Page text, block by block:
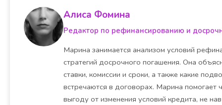
Алиса Фомина
Редактор по рефинансированию и
Марина занимается анализом условий
стратегий досрочного погашения. Она
ставки, комиссии и сроки, а также какие
встречаются в договорах. Марина помогает
выгоду от изменения условий кредита, не